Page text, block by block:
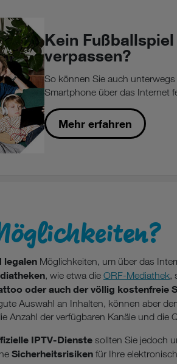
Kein
verpassen?
So können Sie auch unterwegs
Smartphone über das Internet
Mehr erfahren
legalen Möglichkeiten, um über das
, wie etwa die ORF-Mediathek,
oder auch der völlig kostenfreie
Auswahl an Inhalten, können aber
Anzahl der verfügbaren Kanäle und die
IPTV-Dienste sollten Sie jedoch
Sicherheitsrisiken für Ihre